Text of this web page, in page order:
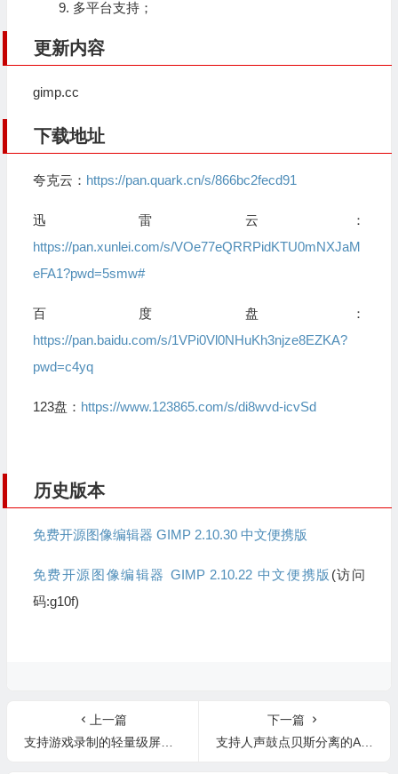
多平台支持；
更新内容
gimp.cc
下载地址
夸克云： https://pan.quark.cn/s/866bc2fecd91
迅雷云：
https://pan.xunlei.com/s/VOe77eQRRPidKTU0mNXJaM
eFA1?pwd=5smw#
百度盘：
https://pan.baidu.com/s/1VPi0Vl0NHuKh3njze8EZKA?
pwd=c4yq
123盘： https://www.123865.com/s/di8wvd-icvSd
历史版本
免费开源图像编辑器 GIMP 2.10.30 中文便携版
免费开源图像编辑器 GIMP 2.10.22 中文便携版 (访问
码:g10f)
上一篇
支持游戏录制的轻量级屏幕录像工具 Zd Soft Screen Recorder 12.0.9 中文版
下一篇
支持人声鼓点贝斯分离的AI音频拆分工具 Hit’n’Mix RipX DeepAudio v7.5.1 英文版